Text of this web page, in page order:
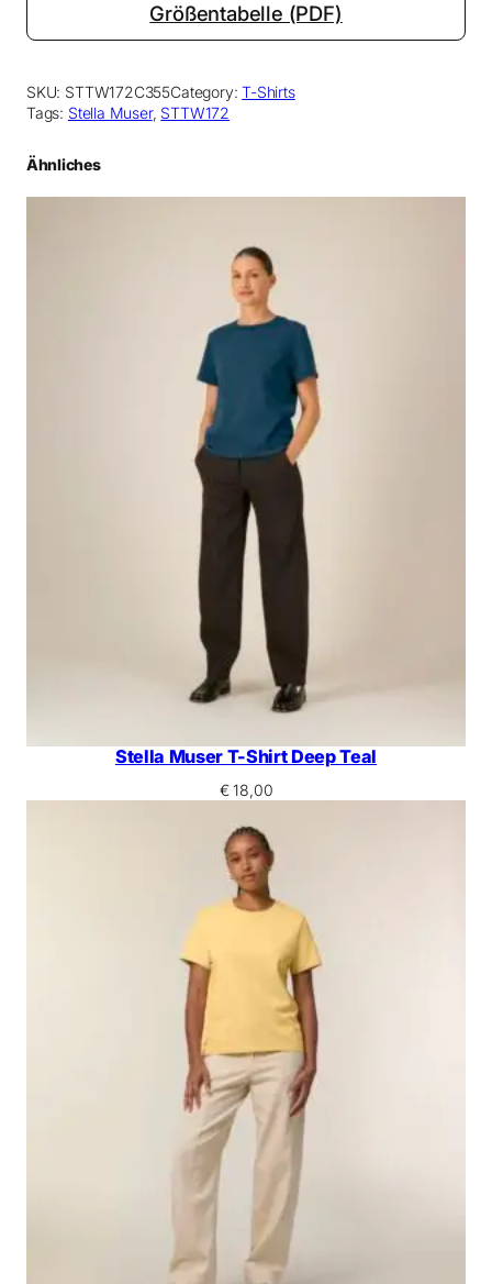
Größentabelle (PDF)
SKU: STTW172C355Category:T-Shirts
Tags: Stella Muser, STTW172
Ähnliches
Stella Muser T-Shirt Deep Teal
€18,00